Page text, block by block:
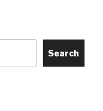
Search